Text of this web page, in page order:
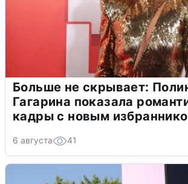
Больше не скрывает:
Гагарина показала
кадры с новым
6 августа 41